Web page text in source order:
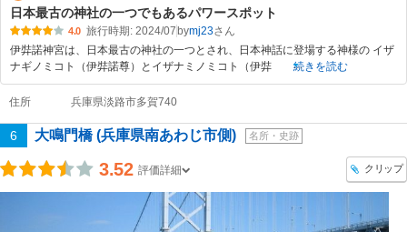
日本最古の神社の一つでもあるパワースポット
4.0 旅行時期: 2024/07 bymj23
伊弉諾神宮は、日本最古の神社の一つとされ、日本神話に登場する神様の イザ
ナギノミコト（伊弉諾尊）とイザナミノミコト（伊弉
続きを読む
住所 兵庫県淡路市多賀740
6 大鳴門橋 (兵庫県南あわじ市側) 名所・史跡
3.52 評価詳細 クリップ